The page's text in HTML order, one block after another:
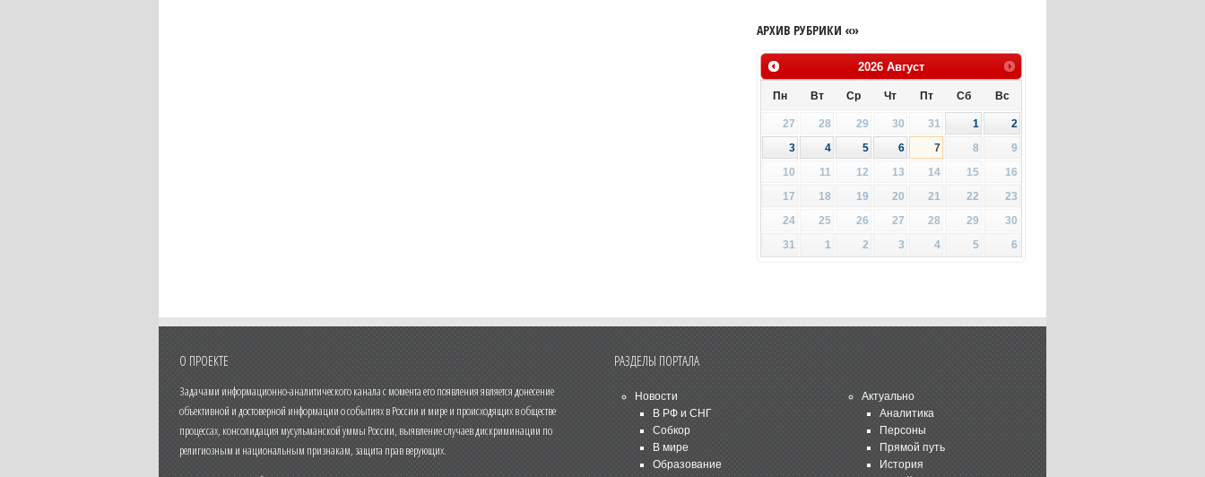
АРХИВ РУБРИКИ «»
2026 Август
Пн Вт Ср Чт Пт Сб Вс
27 28 29 30 31 1
2
3
4 5 6 7 8
9
10
11 12 13 14 15
16
17
18 19 20 21 22
23
24
25 26 27 28 29
30
31
1 2 3 4 5 6
О ПРОЕКТЕ
Задачами информационно-аналитического канала с момента его появления является донесение
объективной и достоверной информации о событиях в России и мире и происходящих в обществе
процессах, консолидация мусульманской уммы России, выявление случаев дискриминации по
религиозным и национальным признакам, защита прав верующих.
РАЗДЕЛЫ ПОРТАЛА
Новости
В РФ и СНГ
Собкор
В мире
Образование
Актуально
Аналитика
Персоны
Прямой путь
История